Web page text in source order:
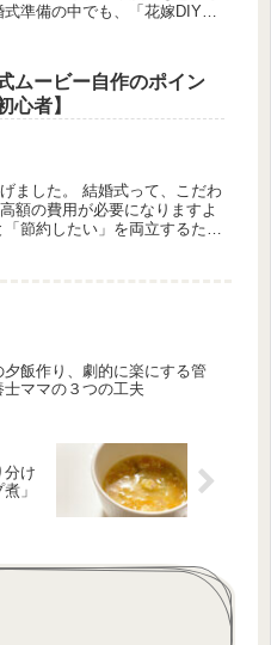
準備の中でも、「花嫁DIY」
ムービー自作のポイン
心者】
ました。 結婚式って、こだわ
額の費用が必要になりますよ
節約したい」を両立するた
夕飯作り、劇的に楽にする管
士ママの３つの工夫
分け
」